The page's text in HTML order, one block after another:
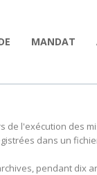
MANDAT
l'exécution des
dans un
pendant dix